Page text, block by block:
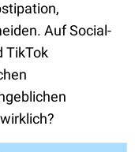
Auf Social-
TikTok